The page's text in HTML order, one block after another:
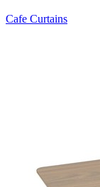
Cafe Curtains